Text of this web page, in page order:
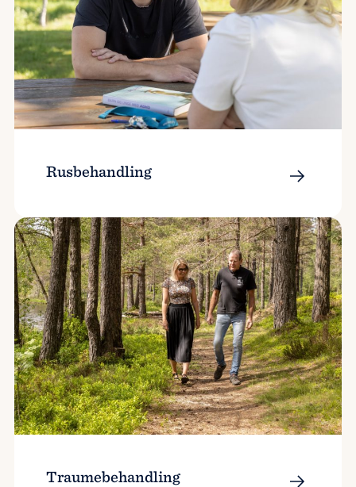
Rusbehandling
Traumebehandling